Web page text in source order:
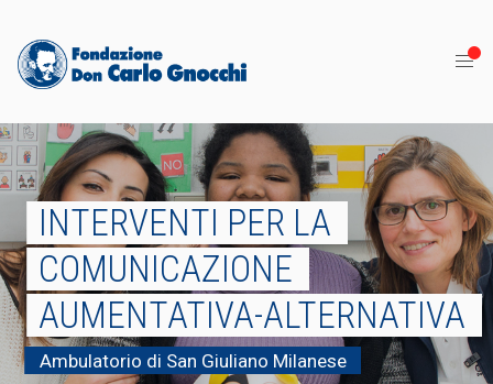
INTERVENTI PER LA
COMUNICAZIONE
AUMENTATIVA-ALTERNATIVA
Ambulatorio di San Giuliano Milanese